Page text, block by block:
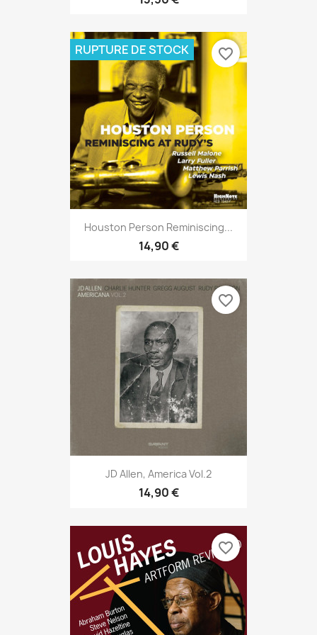
Houston Person Reminiscing...
14,90 €
RUPTURE DE STOCK favorite_border
JD Allen, America Vol.2
14,90 €
favorite_border
favorite_border